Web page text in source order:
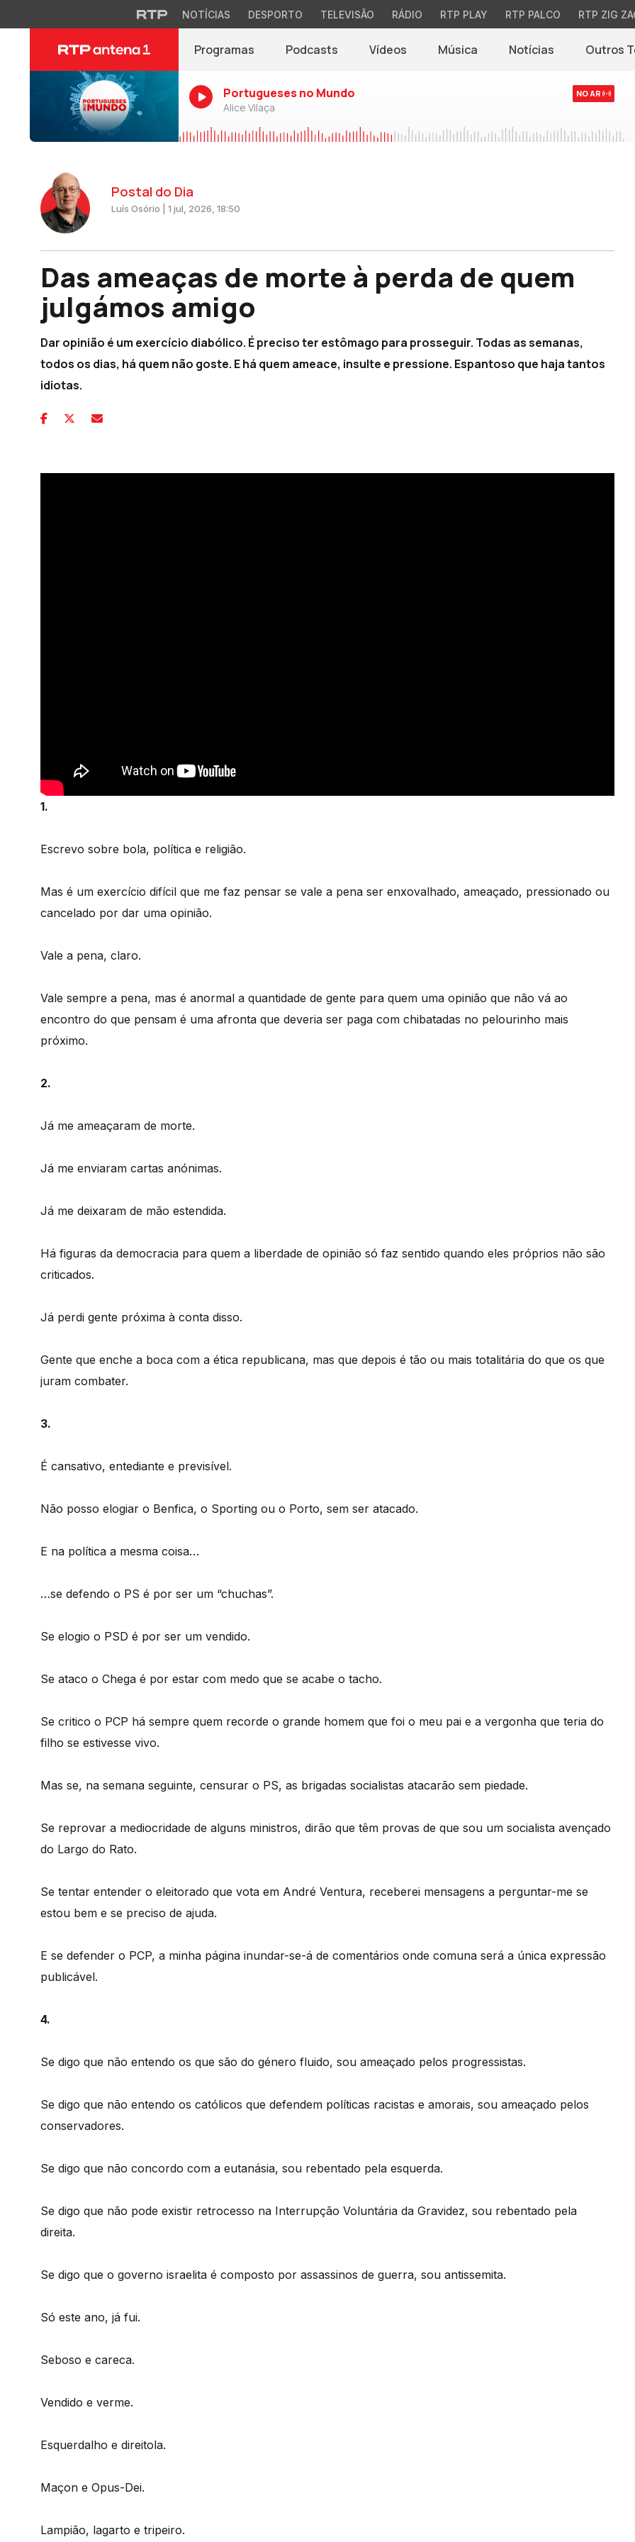
NOTÍCIAS DESPORTO TELEVISÃO RÁDIO RTP PLAY RTP PALCO RTP ZIG
Programas Podcasts Vídeos Música Notícias(abre em nova
Outros
Portugueses no Mundo
Alice Vilaça
NO AR
Postal do Dia
Luís Osório | 1 jul, 2026, 18:50
Das ameaças de morte à perda de quem
julgámos amigo
Dar opinião é um exercício diabólico. É preciso ter estômago para prosseguir. Todas as semanas,
todos os dias, há quem não goste. E há quem ameace, insulte e pressione. Espantoso que haja tantos
idiotas.
1.
Escrevo sobre bola, política e religião.
Mas é um exercício difícil que me faz pensar se vale a pena ser enxovalhado, ameaçado, pressionado ou
cancelado por dar uma opinião.
Vale a pena, claro.
Vale sempre a pena, mas é anormal a quantidade de gente para quem uma opinião que não vá ao
encontro do que pensam é uma afronta que deveria ser paga com chibatadas no pelourinho mais
próximo.
2.
Já me ameaçaram de morte.
Já me enviaram cartas anónimas.
Já me deixaram de mão estendida.
Há figuras da democracia para quem a liberdade de opinião só faz sentido quando eles próprios não são
criticados.
Já perdi gente próxima à conta disso.
Gente que enche a boca com a ética republicana, mas que depois é tão ou mais totalitária do que os que
juram combater.
3.
É cansativo, entediante e previsível.
Não posso elogiar o Benfica, o Sporting ou o Porto, sem ser atacado.
E na política a mesma coisa…
…se defendo o PS é por ser um “chuchas”.
Se elogio o PSD é por ser um vendido.
Se ataco o Chega é por estar com medo que se acabe o tacho.
Se critico o PCP há sempre quem recorde o grande homem que foi o meu pai e a vergonha que teria do
filho se estivesse vivo.
Mas se, na semana seguinte, censurar o PS, as brigadas socialistas atacarão sem piedade.
Se reprovar a mediocridade de alguns ministros, dirão que têm provas de que sou um socialista avençado
do Largo do Rato.
Se tentar entender o eleitorado que vota em André Ventura, receberei mensagens a perguntar-me se
estou bem e se preciso de ajuda.
E se defender o PCP, a minha página inundar-se-á de comentários onde comuna será a única expressão
publicável.
4.
Se digo que não entendo os que são do género fluido, sou ameaçado pelos progressistas.
Se digo que não entendo os católicos que defendem políticas racistas e amorais, sou ameaçado pelos
conservadores.
Se digo que não concordo com a eutanásia, sou rebentado pela esquerda.
Se digo que não pode existir retrocesso na Interrupção Voluntária da Gravidez, sou rebentado pela
direita.
Se digo que o governo israelita é composto por assassinos de guerra, sou antissemita.
Só este ano, já fui.
Seboso e careca.
Vendido e verme.
Esquerdalho e direitola.
Maçon e Opus-Dei.
Lampião, lagarto e tripeiro.